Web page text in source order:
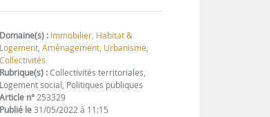
Domaine(s) : Immobilier, Habitat &
Logement,Aménagement, Urbanisme,
Collectivités
Rubrique(s) :Collectivités territoriales,
Logement social, Politiques publiques
Article n°253329
Publié le31/05/2022 à 11:15